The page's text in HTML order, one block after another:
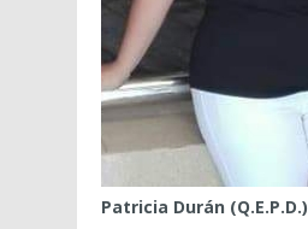
Patricia Durán (Q.E.P.D.)